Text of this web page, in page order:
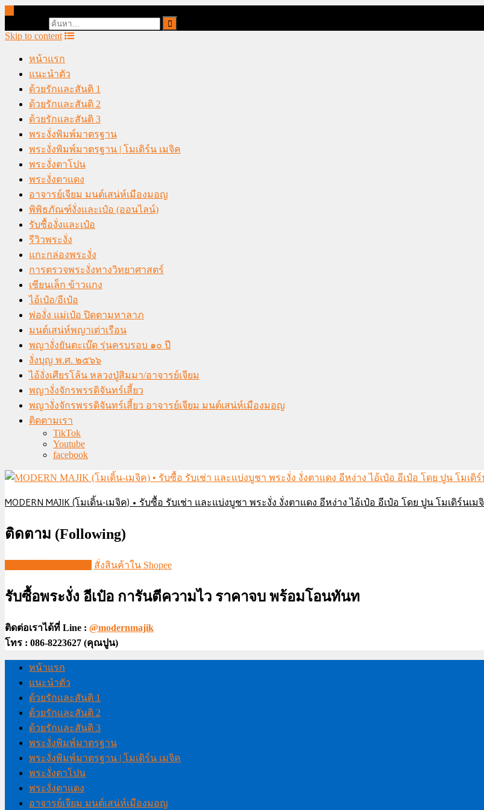
Skip to content
หน้าแรก
แนะนำตัว
ด้วยรักและสันติ 1
ด้วยรักและสันติ 2
ด้วยรักและสันติ 3
พระงั่งพิมพ์มาตรฐาน
พระงั่งพิมพ์มาตรฐาน | โมเดิร์น เมจิค
พระงั่งตาโปน
พระงั่งตาแดง
อาจารย์เจียม มนต์เสน่ห์เมืองมอญ
พิพิธภัณฑ์งั่งและเป๋อ (ออนไลน์)
รับซื้องั่งและเป๋อ
รีวิวพระงั่ง
แกะกล่องพระงั่ง
การตรวจพระงั่งทางวิทยาศาสตร์
เซียนเล็ก ข้าวแกง
ไอ้เป๋อ/อีเป๋อ
พ่องั่ง แม่เป๋อ ปิดตามหาลาภ
มนต์เสน่ห์พญาเต่าเรือน
พญางั่งยันตะเบ๊ด รุ่นครบรอบ ๑๐ ปี
งั่งบุญ พ.ศ. ๒๕๖๖
ไอ้งั่งเศียรโล้น หลวงปู่สิมมา/อาจารย์เจียม
พญางั่งจักรพรรดิจันทร์เสี้ยว
พญางั่งจักรพรรดิจันทร์เสี้ยว อาจารย์เจียม มนต์เสน่ห์เมืองมอญ
ติดตามเรา
TikTok
Youtube
facebook
MODERN MAJIK (โมเดิ้น-เมจิค) • รับซื้อ รับเช่า และแบ่งบูชา พระงั่ง งั่งตาแดง อีหง่าง ไอ้เป๋อ อีเป๋อ โดย ปูน โมเดิร์นเ
ติดตาม (Following)
สั่งสินค้าใน Shopee
รับซื้อพระงั่ง อีเป๋อ การันตีความไว ราคาจบ พร้อมโอนทันท
ติดต่อเราได้ที่ Line : @modernmajik
โทร : 086-8223627 (คุณปูน)
หน้าแรก
แนะนำตัว
ด้วยรักและสันติ 1
ด้วยรักและสันติ 2
ด้วยรักและสันติ 3
พระงั่งพิมพ์มาตรฐาน
พระงั่งพิมพ์มาตรฐาน | โมเดิร์น เมจิค
พระงั่งตาโปน
พระงั่งตาแดง
อาจารย์เจียม มนต์เสน่ห์เมืองมอญ